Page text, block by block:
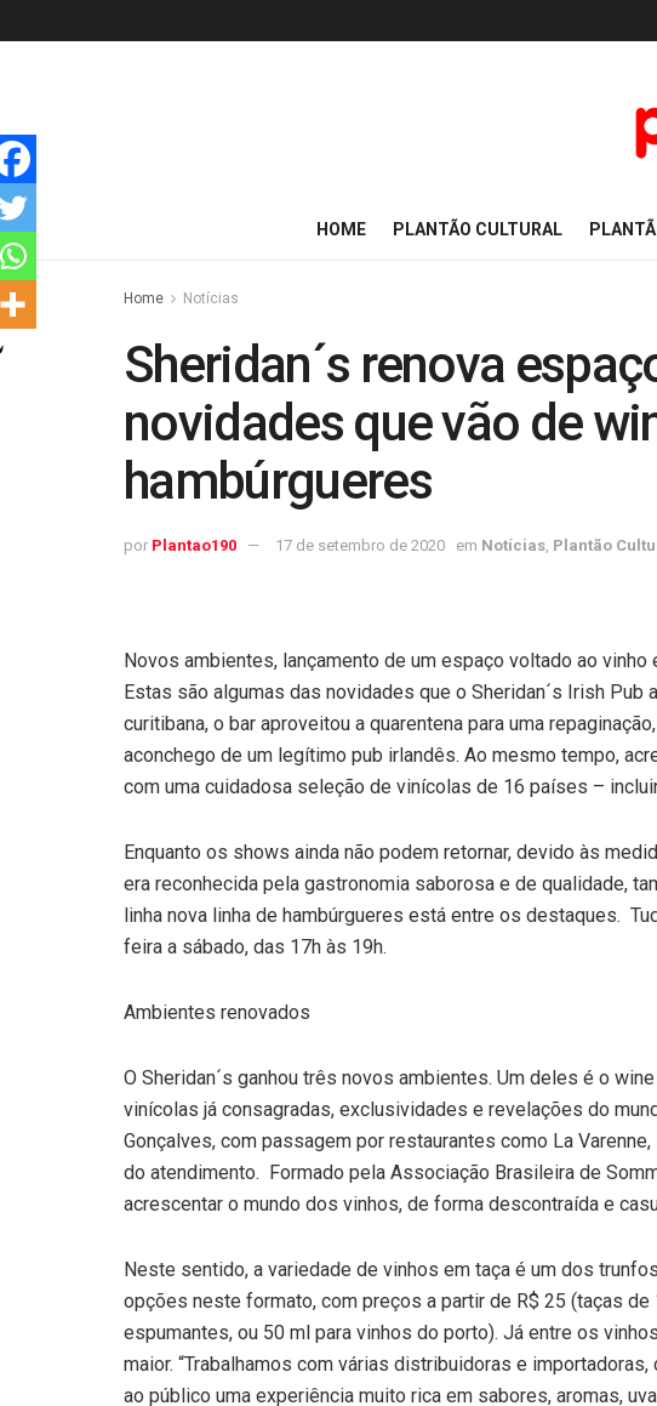
HOME PLANTÃO CULTURAL
Home Notícias
Sheridan´s renova
novidades que vão de
hambúrgueres
por Plantao190 17 de setembro de 2020 em Notícias Plantão
Novos ambientes, lançamento de um espaço voltado ao
Estas são algumas das novidades que o Sheridan´s Irish
curitibana, o bar aproveitou a quarentena para uma
aconchego de um legítimo pub irlandês. Ao mesmo tempo,
com uma cuidadosa seleção de vinícolas de 16 países –
Enquanto os shows ainda não podem retornar, devido às
era reconhecida pela gastronomia saborosa e de qualidade,
linha nova linha de hambúrgueres está entre os destaques.
feira a sábado, das 17h às 19h.
Ambientes renovados
O Sheridan´s ganhou três novos ambientes. Um deles é o
vinícolas já consagradas, exclusividades e revelações do
Gonçalves, com passagem por restaurantes como La
do atendimento. Formado pela Associação Brasileira de
acrescentar o mundo dos vinhos, de forma descontraída e
Neste sentido, a variedade de vinhos em taça é um dos
opções neste formato, com preços a partir de R$ 25 (taças
espumantes, ou 50 ml para vinhos do porto). Já entre os
maior. “Trabalhamos com várias distribuidoras e
ao público uma experiência muito rica em sabores, aromas,